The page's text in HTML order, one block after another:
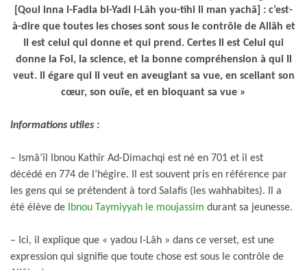
[Qoul inna l-Fadla bi-Yadi l-Lâh you-tîhi li man yachâ] : c’est-
à-dire que toutes les choses sont sous le contrôle de Allâh et
Il est celui qui donne et qui prend. Certes Il est Celui qui
donne la Foi, la science, et la bonne compréhension à qui Il
veut. Il égare qui Il veut en aveuglant sa vue, en scellant son
cœur, son ouïe, et en bloquant sa vue »
Informations utiles :
– Ismâ’îl Ibnou Kathîr Ad-Dimachqi est né en 701 et il est
décédé en 774 de l’hégire. Il est souvent pris en référence par
les gens qui se prétendent à tord Salafis (les wahhabites). Il a
été élève de
Ibnou Taymiyyah le moujassim durant sa jeunesse.
– Ici, il explique que « yadou l-Lâh » dans ce verset, est une
expression qui signifie que toute chose est sous le contrôle de